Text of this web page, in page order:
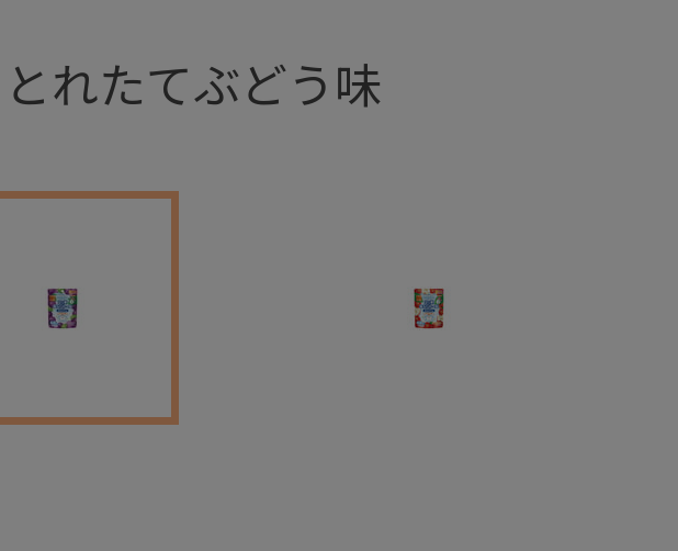
れたてぶどう味